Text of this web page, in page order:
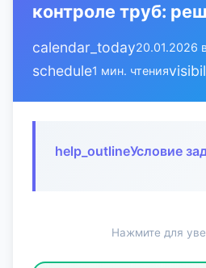
контроле труб:
calendar_today20.01.2026
schedule1 мин. чтения
help_outlineУсловие
Нажмите для